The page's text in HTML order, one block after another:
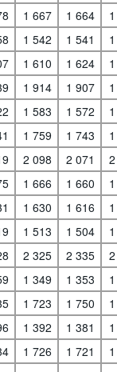
1 667 1 664
1 542 1 541
1 610 1 624
1 914 1 907
1 583 1 572
1 759 1 743
2 098 2 071
1 666 1 660
1 630 1 616
1 513 1 504
2 325 2 335
1 349 1 353
1 723 1 750
1 392 1 381
1 726 1 721